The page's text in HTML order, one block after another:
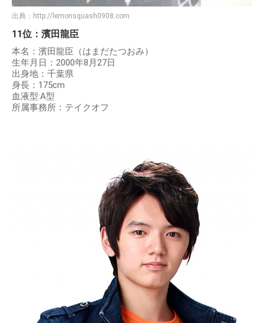
出典： http://lemonsquash0908.com
11位：濱田龍臣
本名：濱田龍臣（はまだたつおみ）
生年月日：2000年8月27日
出身地：千葉県
身長：175cm
血液型:A型
所属事務所：テイクオフ